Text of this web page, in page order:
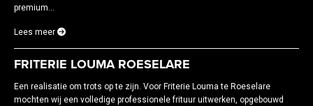
premium...
Lees meer
FRITERIE LOUMA ROESELARE
Een realisatie om trots op te zijn. Voor Friterie Louma te Roeselare
mochten wij een volledige professionele frituur uitwerken, opgebouwd